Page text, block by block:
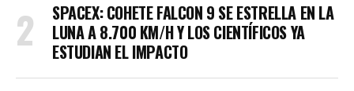
SPACEX: COHETE FALCON 9 SE ESTRELLA EN LA
LUNA A 8.700 KM/H Y LOS CIENTÍFICOS YA
ESTUDIAN EL IMPACTO